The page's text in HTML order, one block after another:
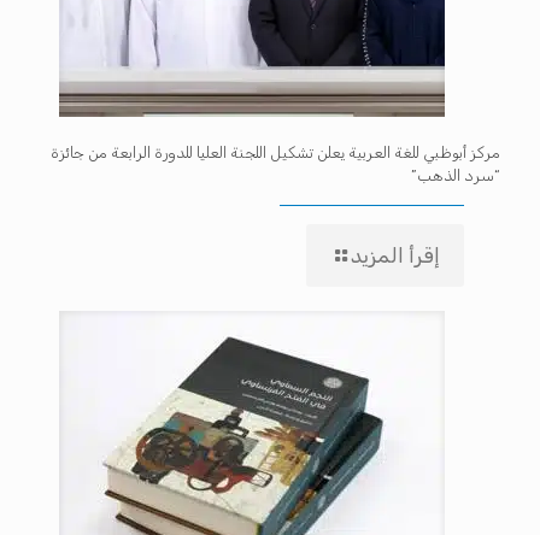
مركز أبوظبي للغة العربية يعلن تشكيل اللجنة العليا للدورة الرابعة من جائزة
“سرد الذهب”
إقرأ المزيد